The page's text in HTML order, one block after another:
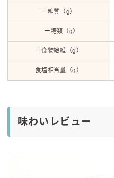
ー糖質（g）
ー糖類（g）
ー食物繊維（g）
食塩相当量（g）
味わいレビュー